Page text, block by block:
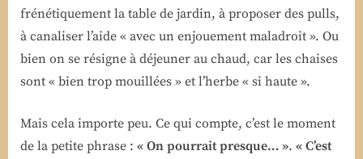
frénétiquement la table de jardin, à proposer des pulls,
à canaliser l’aide « avec un enjouement maladroit ». Ou
bien on se résigne à déjeuner au chaud, car les chaises
sont « bien trop mouillées » et l’herbe « si haute ».
Mais cela importe peu. Ce qui compte, c’est le moment
de la petite phrase : « On pourrait presque… ». « C’est